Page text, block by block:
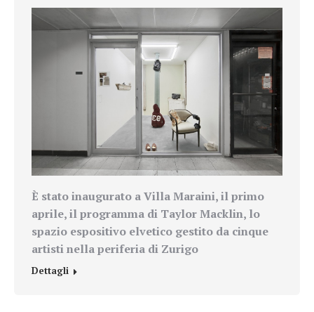
È stato inaugurato a Villa Maraini, il primo
aprile, il programma di Taylor Macklin, lo
spazio espositivo elvetico gestito da cinque
artisti nella periferia di Zurigo
Dettagli